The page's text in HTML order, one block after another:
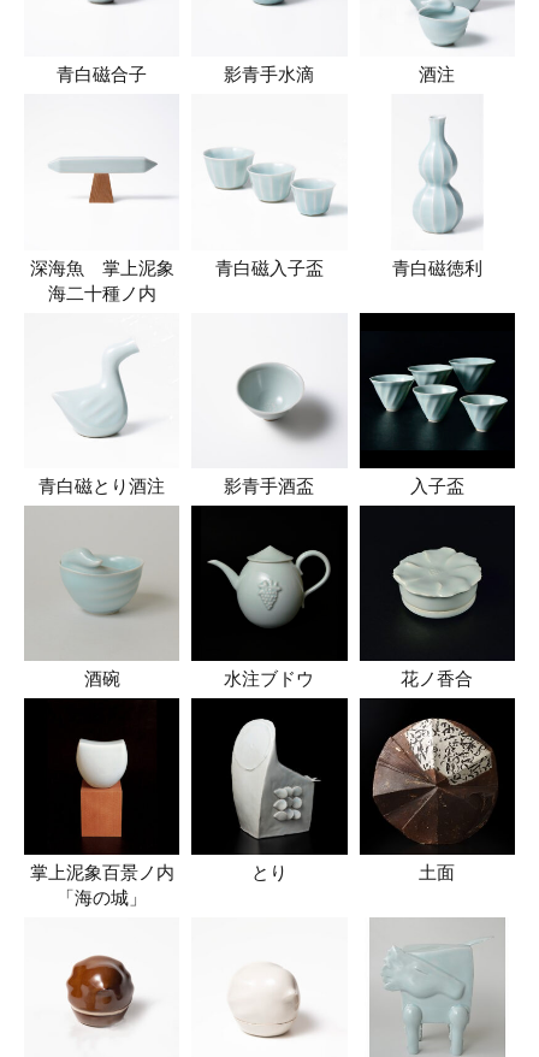
青白磁合子 影青手水滴 酒注
深海魚 掌上泥象
海二十種ノ内
青白磁入子盃 青白磁徳利
青白磁とり酒注 影青手酒盃 入子盃
酒碗 水注ブドウ 花ノ香合
掌上泥象百景ノ内
「海の城」
とり 土面